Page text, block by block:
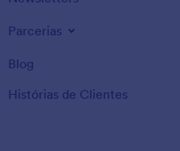
Parcerias
Blog
Histórias de Clientes